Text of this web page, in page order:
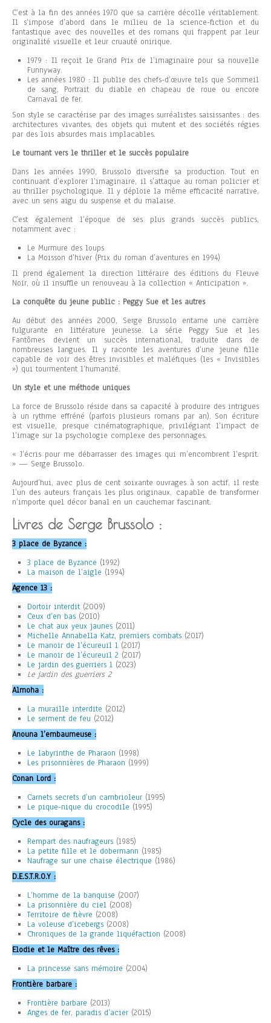
C’est à la fin des années 1970 que sa carrière décolle véritablement.
Il s’impose d’abord dans le milieu de la science-fiction et du
fantastique avec des nouvelles et des romans qui frappent par leur
originalité visuelle et leur cruauté onirique.
1979 : Il reçoit le Grand Prix de l’imaginaire pour sa nouvelle
Funnyway.
Les années 1980 : Il publie des chefs-d’œuvre tels que Sommeil
de sang, Portrait du diable en chapeau de roue ou encore
Carnaval de fer.
Son style se caractérise par des images surréalistes saisissantes : des
architectures vivantes, des objets qui mutent et des sociétés régies
par des lois absurdes mais implacables.
Le tournant vers le thriller et le succès populaire
Dans les années 1990, Brussolo diversifie sa production. Tout en
continuant d’explorer l’imaginaire, il s’attaque au roman policier et
au thriller psychologique. Il y déploie la même efficacité narrative,
avec un sens aigu du suspense et du malaise.
C’est également l’époque de ses plus grands succès publics,
notamment avec :
Le Murmure des loups
La Moisson d’hiver (Prix du roman d’aventures en 1994)
Il prend également la direction littéraire des éditions du Fleuve
Noir, où il insuffle un renouveau à la collection « Anticipation ».
La conquête du jeune public : Peggy Sue et les autres
Au début des années 2000, Serge Brussolo entame une carrière
fulgurante en littérature jeunesse. La série Peggy Sue et les
Fantômes devient un succès international, traduite dans de
nombreuses langues. Il y raconte les aventures d’une jeune fille
capable de voir des êtres invisibles et maléfiques (les « Invisibles
») qui tourmentent l’humanité.
Un style et une méthode uniques
La force de Brussolo réside dans sa capacité à produire des intrigues
à un rythme effréné (parfois plusieurs romans par an). Son écriture
est visuelle, presque cinématographique, privilégiant l’impact de
l’image sur la psychologie complexe des personnages.
« J’écris pour me débarrasser des images qui m’encombrent l’esprit.
» — Serge Brussolo.
Aujourd’hui, avec plus de cent soixante ouvrages à son actif, il reste
l’un des auteurs français les plus originaux, capable de transformer
n’importe quel décor banal en un cauchemar fascinant.
Livres de Serge Brussolo :
3 place de Byzance :
3 place de Byzance (1992)
La maison de l’aigle (1994)
Agence 13 :
Dortoir interdit (2009)
Ceux d’en bas (2010)
Le chat aux yeux jaunes (2011)
Michelle Annabella Katz, premiers combats (2017)
Le manoir de l’écureuil 1 (2017)
Le manoir de l’écureuil 2 (2017)
Le jardin des guerriers 1 (2023)
Le jardin des guerriers 2
Almoha :
La muraille interdite (2012)
Le serment de feu (2012)
Anouna l’embaumeuse :
Le labyrinthe de Pharaon (1998)
Les prisonnières de Pharaon (1999)
Conan Lord :
Carnets secrets d’un cambrioleur (1995)
Le pique-nique du crocodile (1995)
Cycle des ouragans :
Rempart des naufrageurs (1985)
La petite fille et le dobermann (1985)
Naufrage sur une chaise électrique (1986)
D.E.S.T.R.O.Y :
L’homme de la banquise (2007)
La prisonnière du ciel (2008)
Territoire de fièvre (2008)
La voleuse d’icebergs (2008)
Chroniques de la grande liquéfaction (2008)
Elodie et le Maître des rêves :
La princesse sans mémoire (2004)
Frontière barbare :
Frontière barbare (2013)
Anges de fer, paradis d’acier (2015)